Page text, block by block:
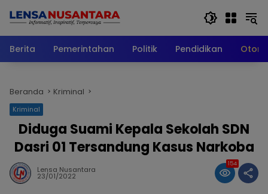
Berita
Pemerintahan Politik Pendidikan
Beranda Kriminal
Kriminal
Diduga Suami Kepala Sekolah SDN
Dasri 01 Tersandung Kasus Narkoba
Lensa Nusantara
23/01/2022
154